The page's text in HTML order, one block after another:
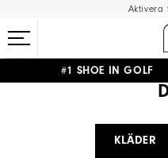
#1 SHOE IN
PÅ ALLA
KLÄDER